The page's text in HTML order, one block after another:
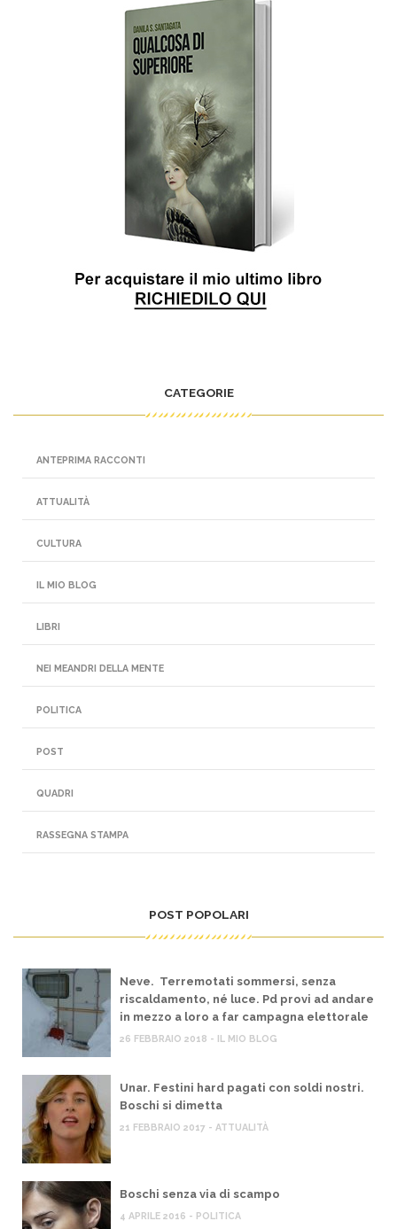
CATEGORIE
ANTEPRIMA RACCONTI
ATTUALITÀ
CULTURA
IL MIO BLOG
LIBRI
NEI MEANDRI DELLA MENTE
POLITICA
POST
QUADRI
RASSEGNA STAMPA
POST POPOLARI
Neve. Terremotati sommersi, senza
riscaldamento, né luce. Pd provi ad andare
in mezzo a loro a far campagna elettorale
26 FEBBRAIO 2018 - IL MIO BLOG
Unar. Festini hard pagati con soldi nostri.
Boschi si dimetta
21 FEBBRAIO 2017 - ATTUALITÀ
Boschi senza via di scampo
4 APRILE 2016 - POLITICA